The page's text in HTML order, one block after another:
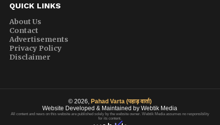
QUICK LINKS
About Us
Contact
Advertisements
Privacy Policy
Disclaimer
© 2026, Pahad Varta (पहाड़ वार्ता)
Website Developed & Maintained by Webtik Media
All content and news on this website are published solely by the website owner. Webtik Media assumes no responsibility
for its content.